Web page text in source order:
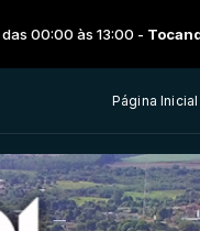
às 13:00 -Tocando agora:
Página Inicial